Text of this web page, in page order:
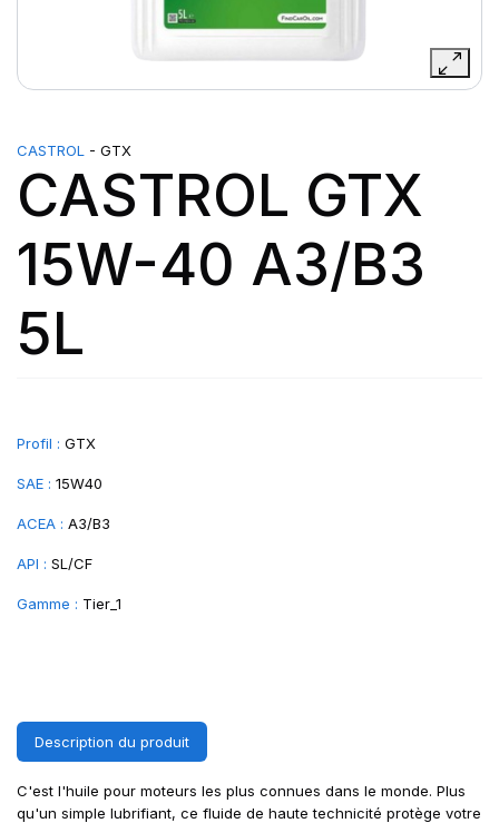
CASTROL - GTX
CASTROL GTX
15W-40 A3/B3
5L
Profil : GTX
SAE : 15W40
ACEA : A3/B3
API : SL/CF
Gamme : Tier_1
Description du produit
C'est l'huile pour moteurs les plus connues dans le monde. Plus
qu'un simple lubrifiant, ce fluide de haute technicité protège votre